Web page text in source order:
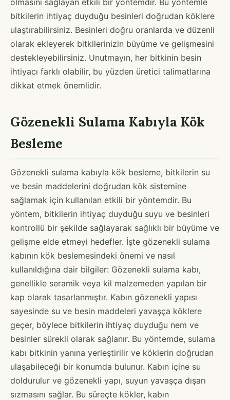
bitkilerin ihtiyaç duyduğu besinleri doğrudan köklere
ulaştırabilirsiniz. Besinleri doğru oranlarda ve düzenli
olarak ekleyerek bitkilerinizin büyüme ve gelişmesini
destekleyebilirsiniz. Unutmayın, her bitkinin besin
ihtiyacı farklı olabilir, bu yüzden üretici talimatlarına
dikkat etmek önemlidir.
Gözenekli Sulama Kabıyla Kök
Besleme
Gözenekli sulama kabıyla kök besleme, bitkilerin su
ve besin maddelerini doğrudan kök sistemine
sağlamak için kullanılan etkili bir yöntemdir. Bu
yöntem, bitkilerin ihtiyaç duyduğu suyu ve besinleri
kontrollü bir şekilde sağlayarak sağlıklı bir büyüme ve
gelişme elde etmeyi hedefler. İşte gözenekli sulama
kabının kök beslemesindeki önemi ve nasıl
kullanıldığına dair bilgiler: Gözenekli sulama kabı,
genellikle seramik veya kil malzemeden yapılan bir
kap olarak tasarlanmıştır. Kabın gözenekli yapısı
sayesinde su ve besin maddeleri yavaşça köklere
geçer, böylece bitkilerin ihtiyaç duyduğu nem ve
besinler sürekli olarak sağlanır. Bu yöntemde, sulama
kabı bitkinin yanına yerleştirilir ve köklerin doğrudan
ulaşabileceği bir konumda bulunur. Kabın içine su
doldurulur ve gözenekli yapı, suyun yavaşça dışarı
sızmasını sağlar. Bu süreçte kökler, kabın